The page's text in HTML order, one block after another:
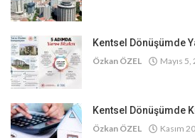
Kentsel Dönüşümde
Özkan ÖZEL Mayıs 5,
Kentsel Dönüşümde
Özkan ÖZEL Kasım